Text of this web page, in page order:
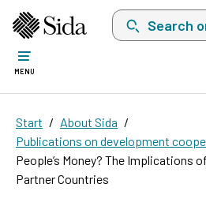
Search on
MENU
Start
About Sida
Publications on development
People’s Money? The Implications
Partner Countries